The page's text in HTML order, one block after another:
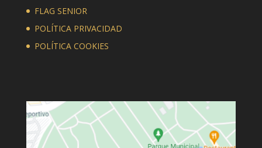
FLAG SENIOR
POLÍTICA PRIVACIDAD
POLÍTICA COOKIES